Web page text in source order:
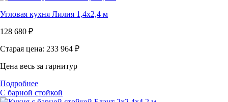
Угловая кухня Лилия 1,4х2,4 м
128 680 ₽
Старая цена: 233 964 ₽
Цена весь за гарнитур
Подробнее
С барной стойкой